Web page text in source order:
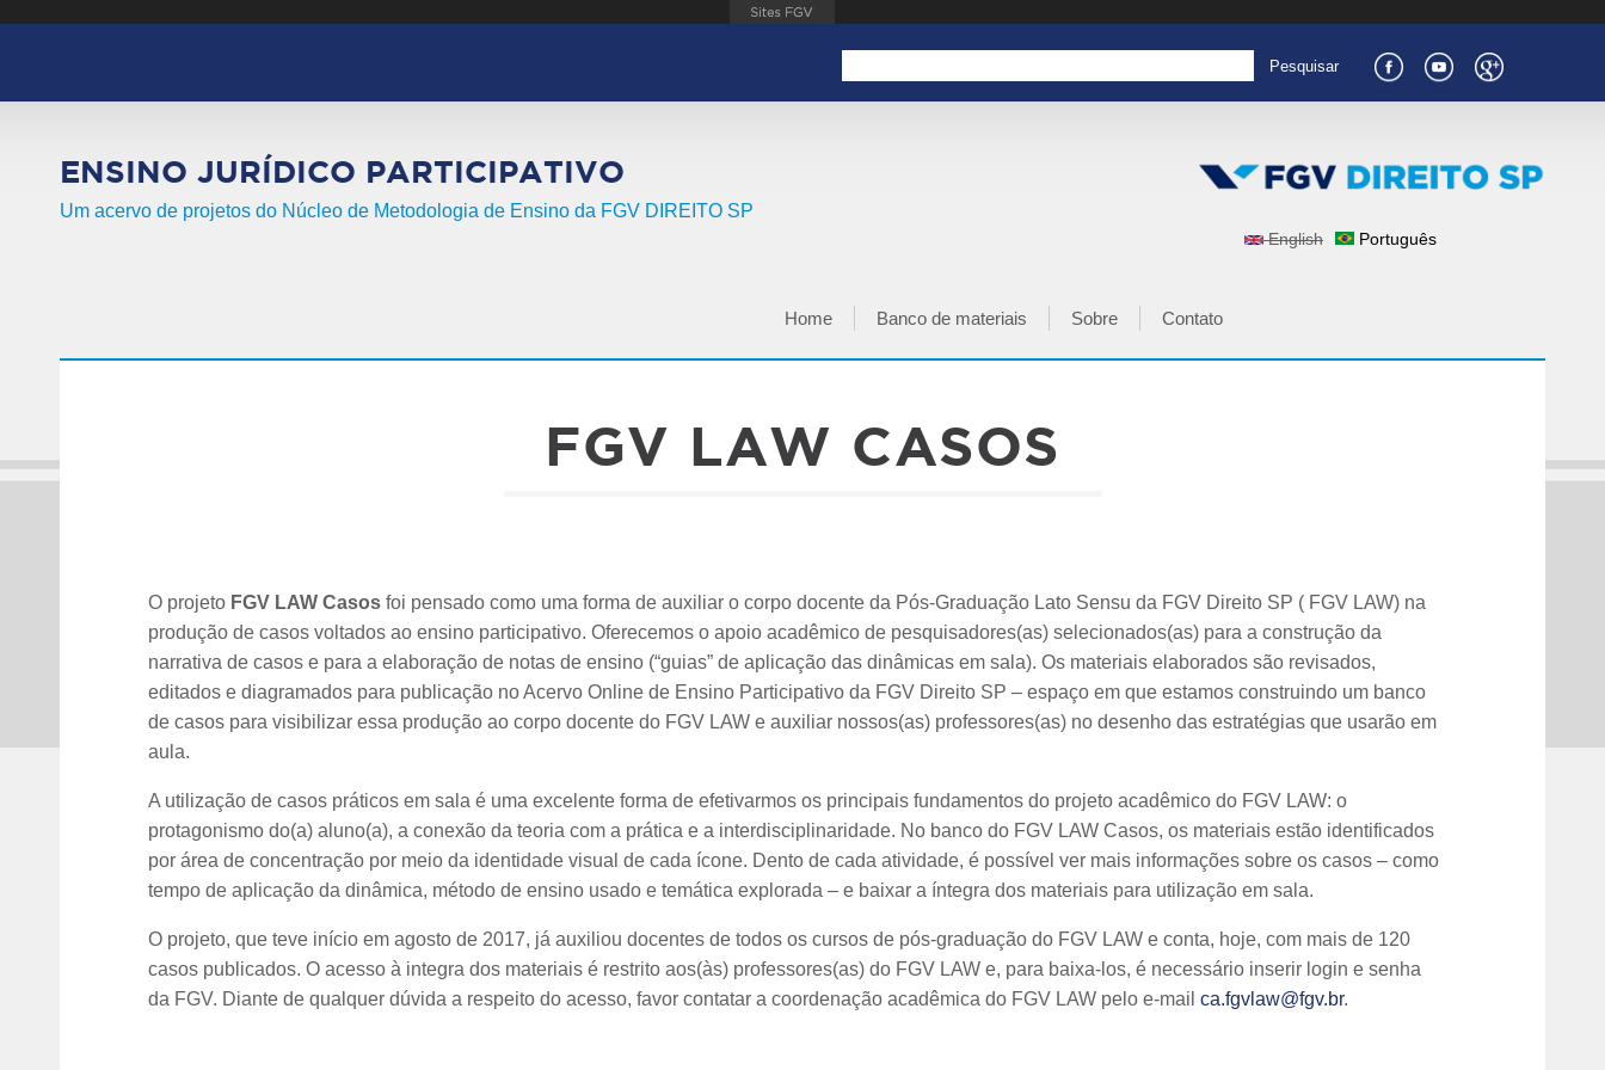
FORMULÁRIO DE BUSCA
ENSINO JURÍDICO PARTICIPATIVO
Um acervo de projetos do Núcleo de Metodologia de Ensino da FGV DIREITO SP
IDIOMAS
English Português
MENU PRINCIPAL
Home Banco de materiais Sobre Contato
FGV LAW CASOS
O projeto FGV LAW Casos foi pensado como uma forma de auxiliar o corpo docente da Pós-Graduação Lato Sensu da FGV Direito SP ( FGV LAW) na
produção de casos voltados ao ensino participativo. Oferecemos o apoio acadêmico de pesquisadores(as) selecionados(as) para a construção da
narrativa de casos e para a elaboração de notas de ensino (“guias” de aplicação das dinâmicas em sala). Os materiais elaborados são revisados,
editados e diagramados para publicação no Acervo Online de Ensino Participativo da FGV Direito SP – espaço em que estamos construindo um banco
de casos para visibilizar essa produção ao corpo docente do FGV LAW e auxiliar nossos(as) professores(as) no desenho das estratégias que usarão em
aula.
A utilização de casos práticos em sala é uma excelente forma de efetivarmos os principais fundamentos do projeto acadêmico do FGV LAW: o
protagonismo do(a) aluno(a), a conexão da teoria com a prática e a interdisciplinaridade. No banco do FGV LAW Casos, os materiais estão identificados
por área de concentração por meio da identidade visual de cada ícone. Dento de cada atividade, é possível ver mais informações sobre os casos – como
tempo de aplicação da dinâmica, método de ensino usado e temática explorada – e baixar a íntegra dos materiais para utilização em sala.
O projeto, que teve início em agosto de 2017, já auxiliou docentes de todos os cursos de pós-graduação do FGV LAW e conta, hoje, com mais de 120
casos publicados. O acesso à integra dos materiais é restrito aos(às) professores(as) do FGV LAW e, para baixa-los, é necessário inserir login e senha
da FGV. Diante de qualquer dúvida a respeito do acesso, favor contatar a coordenação acadêmica do FGV LAW pelo e-mailca.fgvlaw@fgv.br.